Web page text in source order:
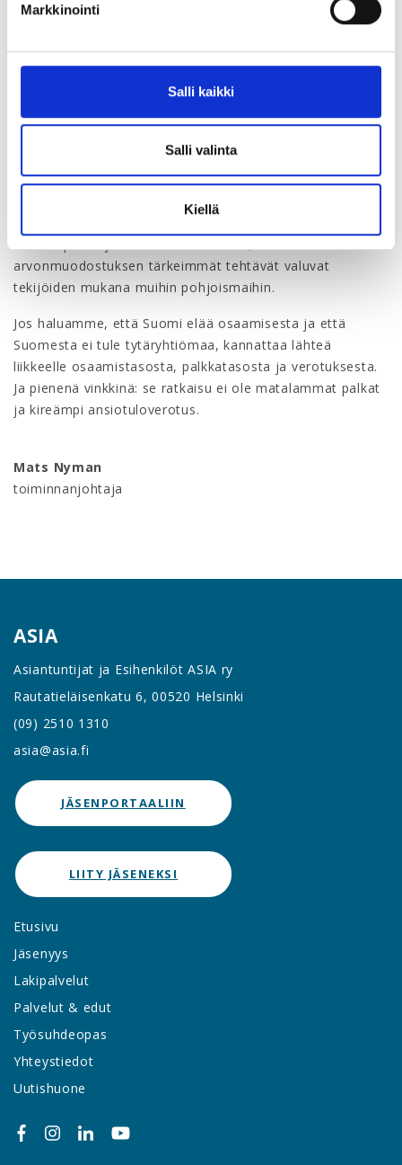
Markkinointi
Salli kaikki
Salli valinta
Kiellä
suomalaiset palkansaajat ovat kilpailukykysopimusten
Tämä antaa syytä uskoa, että suomalainen palkkataso ei
ole tämän tutkimusotoksen jälkeen mitenkään parantanut
asemiaan suhteessa kilpailijamaihin.
Tästä pitää vetää se johtopäätös, että tulevalla
arvonmuodostuksen tärkeimmät tehtävät valuvat
tekijöiden mukana muihin pohjoismaihin.
Jos haluamme, että Suomi elää osaamisesta ja että
Suomesta ei tule tytäryhtiömaa, kannattaa lähteä
liikkeelle osaamistasosta, palkkatasosta ja verotuksesta.
Ja pienenä vinkkinä: se ratkaisu ei ole matalammat palkat
ja kireämpi ansiotuloverotus.
Mats Nyman
toiminnanjohtaja
ASIA
Asiantuntijat ja Esihenkilöt ASIA ry
Rautatieläisenkatu 6, 00520 Helsinki
(09) 2510 1310
asia@asia.fi
JÄSENPORTAALIIN
LIITY JÄSENEKSI
Etusivu
Jäsenyys
Lakipalvelut
Palvelut & edut
Työsuhdeopas
Yhteystiedot
Uutishuone